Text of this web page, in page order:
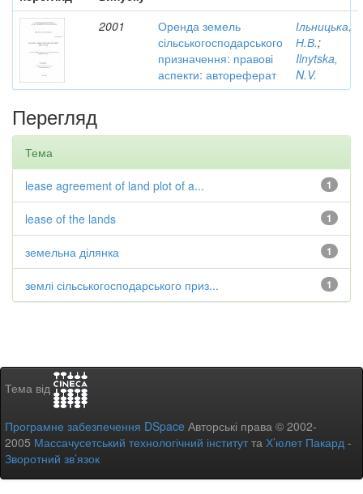
2001
Оренда земель
сільськогосподарського
призначення: правові
аспекти: автореферат
Ільницька,
Н.В.;
Ilnytska,
N.V.
Перегляд
Тема
1
lease agreement of land plot of a...
1
lease of the lands
1
земельна ділянка
1
землі сільськогосподарського приз...
Тема від
Програмне забезпечення DSpace Авторські права © 2002-
2005 Массачусетський технологічний інститутта Х’юлет Пакард -
Зворотний зв’язок